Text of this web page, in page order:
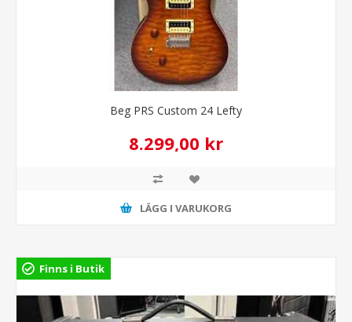
Beg PRS Custom 24 Lefty
8.299,00 kr
LÄGG I VARUKORG
Finns i Butik